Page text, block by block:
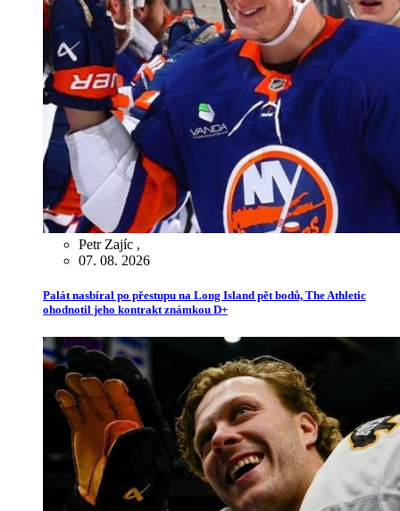
Petr Zajíc ,
07. 08. 2026
Palát nasbíral po přestupu na Long Island pět bodů, The Athletic
ohodnotil jeho kontrakt známkou D+